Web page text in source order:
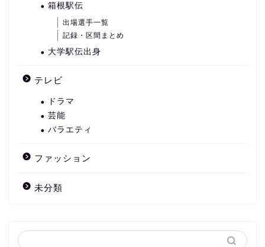
箱根駅伝
出場選手一覧
記録・区間まとめ
大学駅伝出身
テレビ
ドラマ
芸能
バラエティ
ファッション
未分類